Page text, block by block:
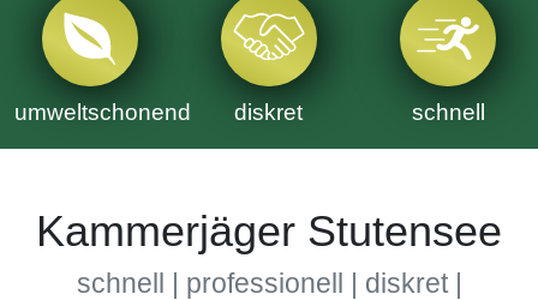
umweltschonend diskret schnell
Kammerjäger Stutensee
schnell | professionell | diskret |